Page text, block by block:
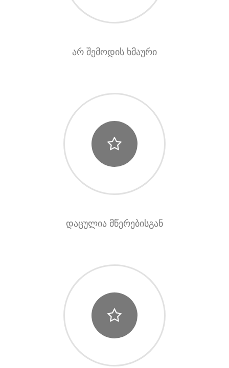
არ შემოდის ხმაური
დაცულია მწერებისგან